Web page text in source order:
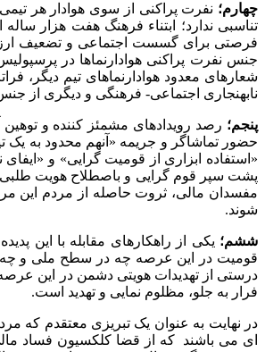
چهارم؛ نفرت پراکنی از سوی هوادار هر
تناسبی ندارد؛ ابتناء فرهنگ هفت هزار
فرصتی برای گسست اجتماعی و تضعیف
جنس نفرت پراکنی هوادارنماها در
شعارهای معدود هوادارنماهای تیم دیگر،
نابهنجاری اجتماعی- فرهنگی و دیگری از
پنجم؛
حضور تماشاگر و جریمه «آنهم محدود به یک
«استفاده ابزاری از قومیت گرایی» و
پشت سپر قوم گرایی و باصطلاح هویت طلبی
مفسدان مالی، ثروت حاصله از مردم این
شوند.
ششم؛ یکی از راهکارهای مقابله با این
قومیت در این عرصه چه در سطح ملی و چه
درستی از تهدیدات هویتی دشمن در این عرصه
فرار به جلو، مظلوم نمایی و تهدید است.
در نهایت به عنوان یک تبریزی معتقدم که
ای می باشند که از قضا کلکسیون فساد